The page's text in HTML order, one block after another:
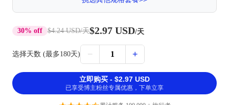
30% off $4.24 USD/天$2.97 USD/天
选择天数 (最多180天) − 1 +
立即购买 - $2.97 USD
已享受博主粉丝专属优惠，下单立享